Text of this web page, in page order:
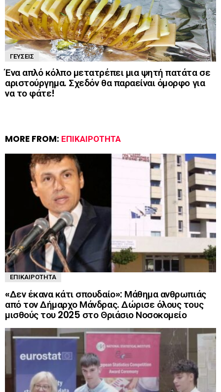
ΓΕΎΣΕΙΣ
Ένα απλό κόλπο μετατρέπει μια ψητή πατάτα σε
αριστούργημα. Σχεδόν θα παραείναι όμορφο για
να το φάτε!
MORE FROM: ΕΠΙΚΑΙΡΌΤΗΤΑ
ΕΠΙΚΑΙΡΌΤΗΤΑ
«Δεν έκανα κάτι σπουδαίο»: Μάθημα ανθρωπιάς
από τον Δήμαρχο Μάνδρας. Δώρισε όλους τους
μισθούς του 2025 στο Θριάσιο Νοσοκομείο